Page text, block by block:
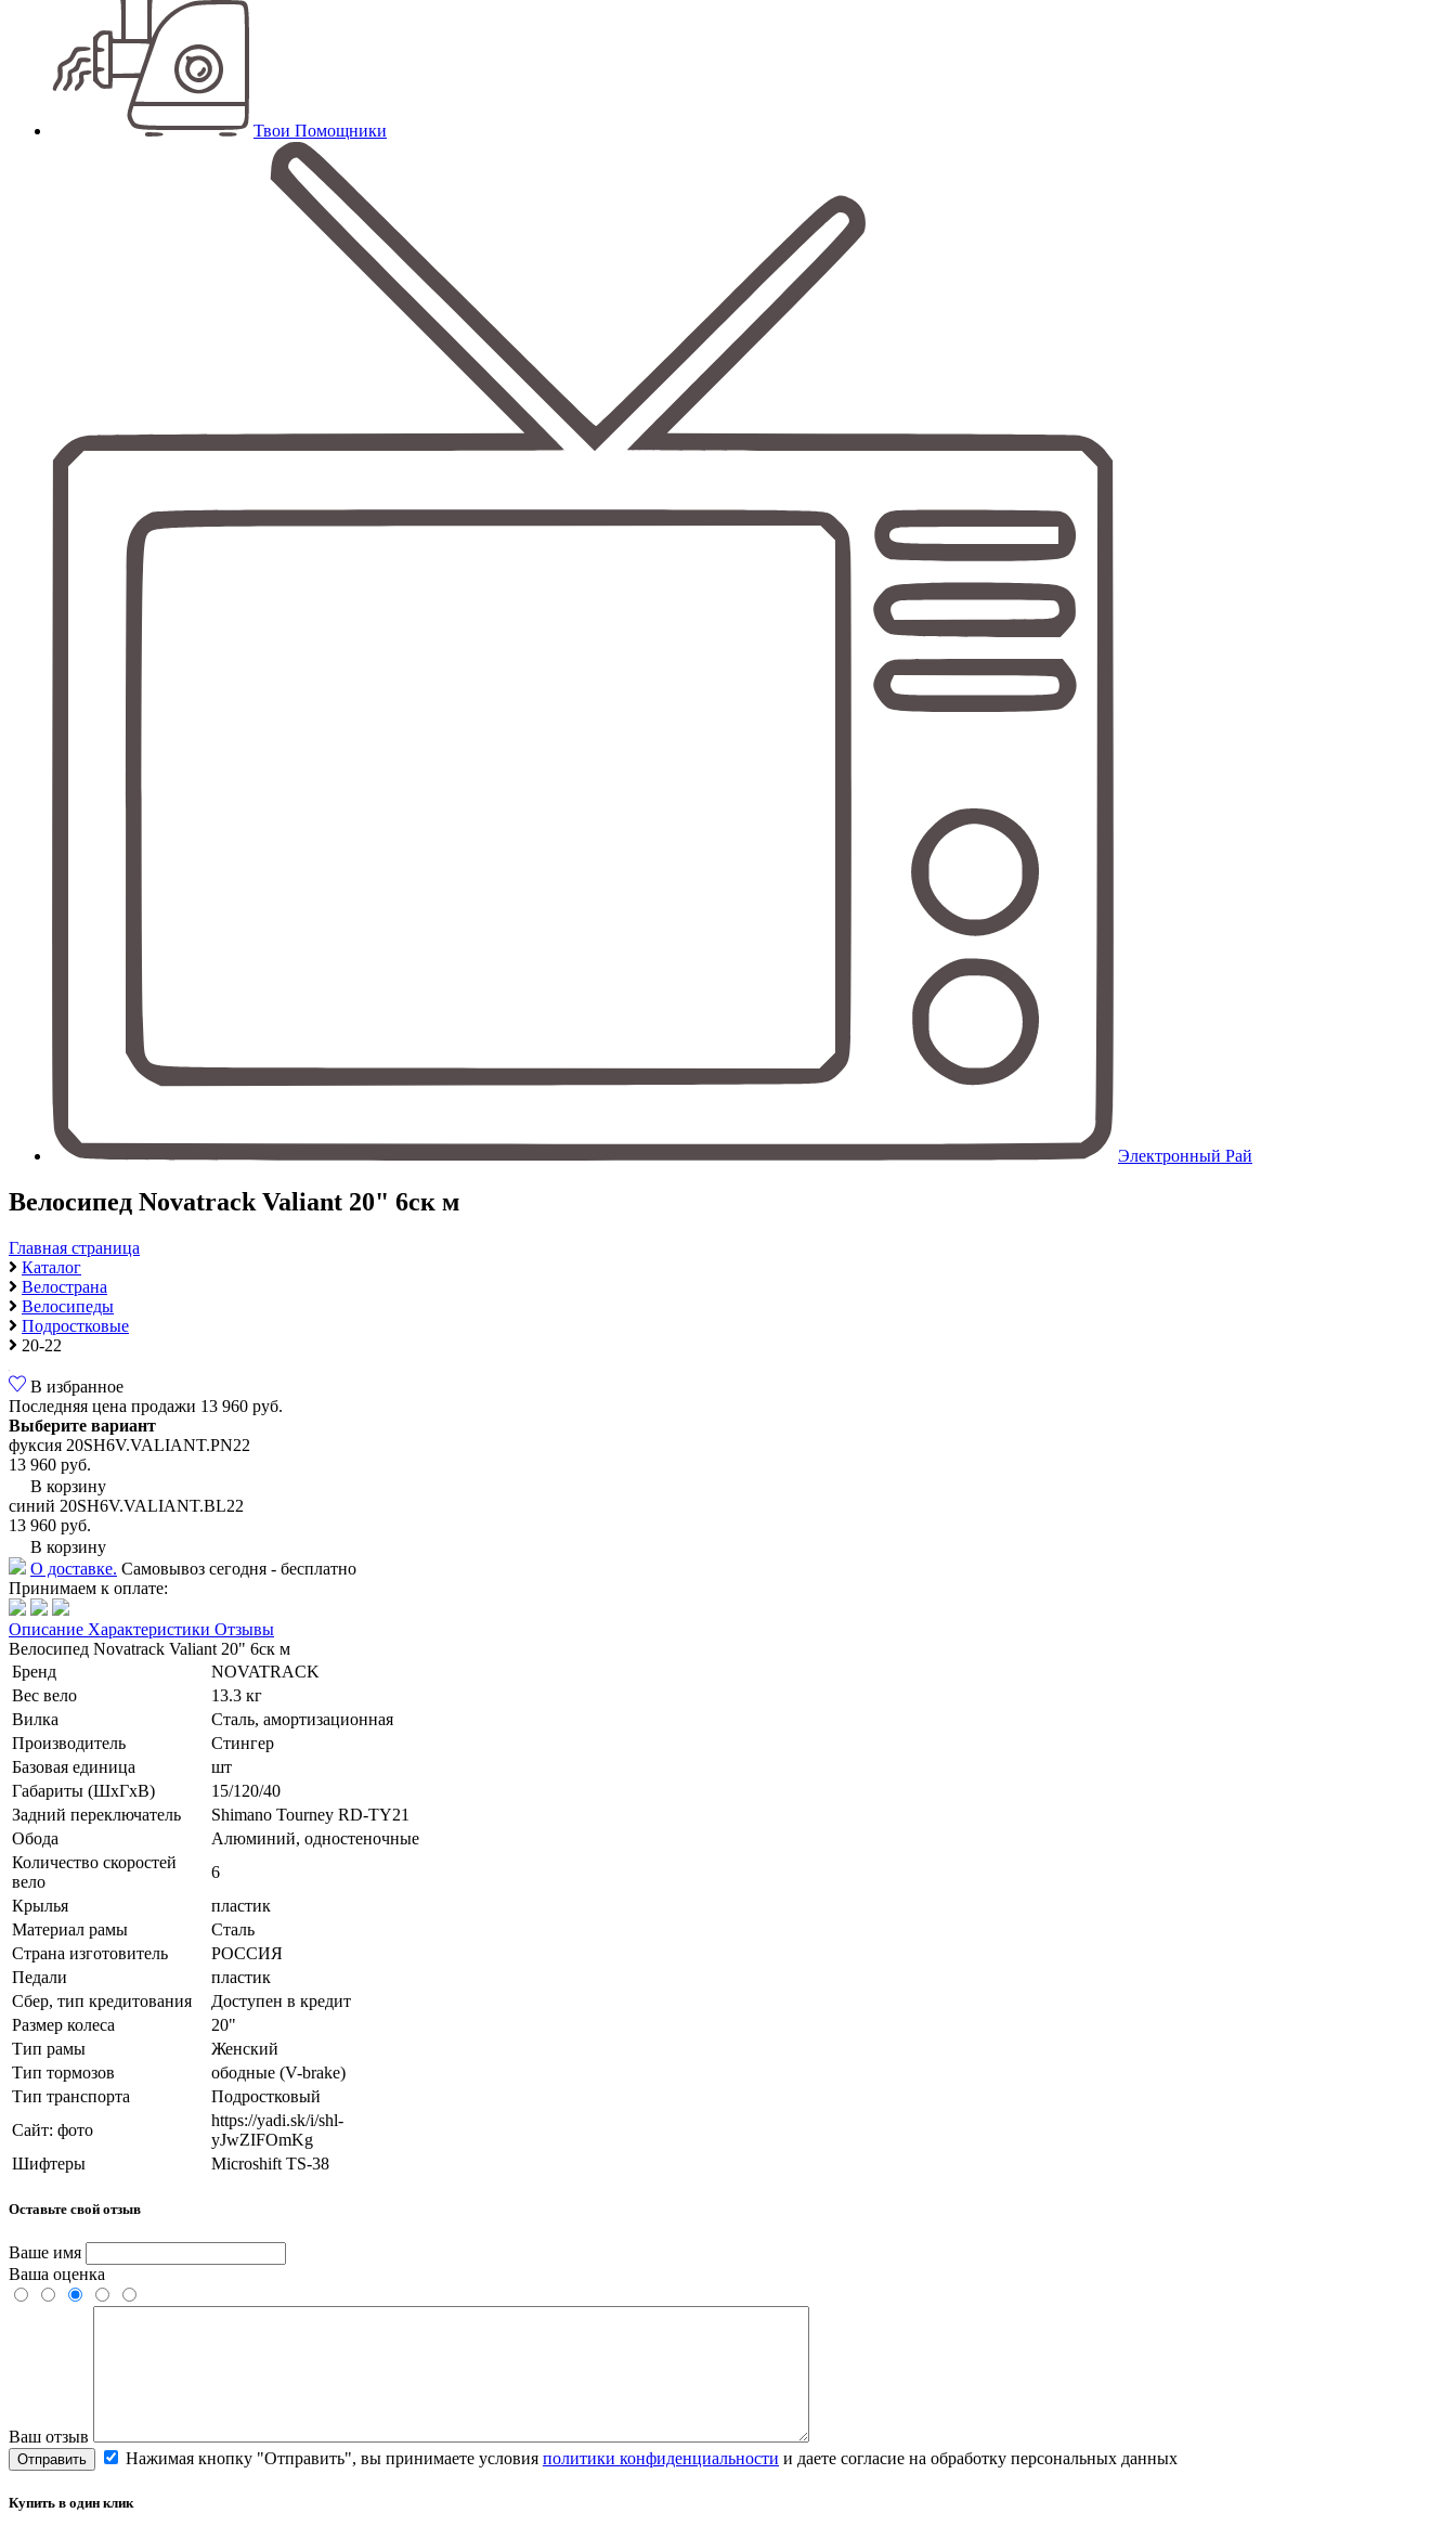
Твои Помощники
Электронный Рай
Велосипед Novatrack Valiant 20" 6ск м
Главная страница
Каталог
Велострана
Велосипеды
Подростковые
20-22
В избранное
Последняя цена продажи 13 960 руб.
Выберите вариант
фуксия 20SH6V.VALIANT.PN22
13 960 руб.
В корзину
синий 20SH6V.VALIANT.BL22
13 960 руб.
В корзину
О доставке. Самовывоз сегодня - бесплатно
Принимаем к оплате:
Описание Характеристики Отзывы
Велосипед Novatrack Valiant 20" 6ск м
Бренд
NOVATRACK
Вес вело
13.3 кг
Вилка
Сталь, амортизационная
Производитель
Стингер
Базовая единица
шт
Габариты (ШхГхВ)
15/120/40
Задний переключатель
Shimano Tourney RD-TY21
Обода
Алюминий, одностеночные
Количество скоростей
вело
6
Крылья
пластик
Материал рамы
Сталь
Страна изготовитель
РОССИЯ
Педали
пластик
Сбер, тип кредитования
Доступен в кредит
Размер колеса
20"
Тип рамы
Женский
Тип тормозов
ободные (V-brake)
Тип транспорта
Подростковый
Сайт: фото
https://yadi.sk/i/shl-
yJwZIFOmKg
Шифтеры
Microshift TS-38
Оставьте свой отзыв
Ваше имя
Ваша оценка
Ваш отзыв
Отправить Нажимая кнопку "Отправить", вы принимаете условия политики конфиденциальности и даете согласие на обработку персональных данных
Купить в один клик